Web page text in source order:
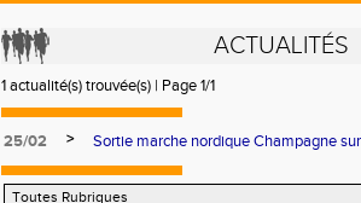
ACTUALITÉS
1 actualité(s) trouvée(s) | Page 1/1
25/02 > Sortie marche nordique Champagne